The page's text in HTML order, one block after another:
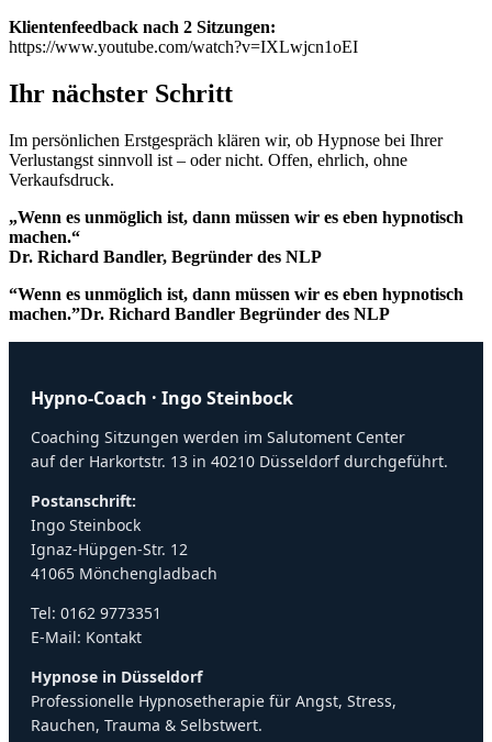
Klientenfeedback nach 2 Sitzungen:
https://www.youtube.com/watch?v=IXLwjcn1oEI
Ihr nächster Schritt
Im persönlichen Erstgespräch klären wir, ob Hypnose bei Ihrer
Verlustangst sinnvoll ist – oder nicht. Offen, ehrlich, ohne
Verkaufsdruck.
„Wenn es unmöglich ist, dann müssen wir es eben hypnotisch
machen.“
Dr. Richard Bandler, Begründer des NLP
“Wenn es unmöglich ist, dann müssen wir es eben hypnotisch
machen.”Dr. Richard Bandler Begründer des NLP
Hypno-Coach · Ingo Steinbock
Coaching Sitzungen werden im Salutoment Center
auf der Harkortstr. 13 in 40210 Düsseldorf durchgeführt.
Postanschrift:
Ingo Steinbock
Ignaz-Hüpgen-Str. 12
41065 Mönchengladbach
Tel: 0162 9773351
E-Mail: Kontakt
Hypnose in Düsseldorf
Professionelle Hypnosetherapie für Angst, Stress,
Rauchen, Trauma & Selbstwert.